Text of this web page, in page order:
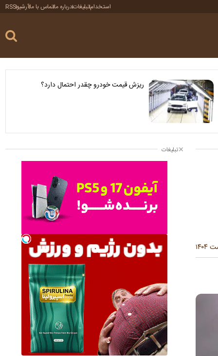
استخدامتبلیغاتدرباره ماتماس با ماآرشیوRSS
ریزش قیمت خودرو چقدر احتمال دارد؟
تبلیغات